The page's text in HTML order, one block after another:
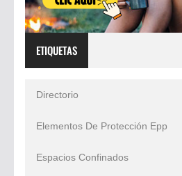
ETIQUETAS
Directorio
Elementos De Protección Epp
Espacios Confinados